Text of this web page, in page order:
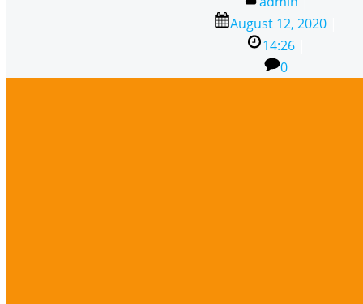
August 12, 2020
14:26
0